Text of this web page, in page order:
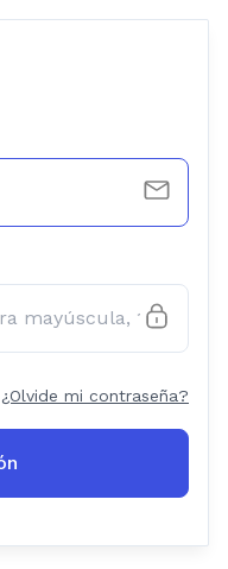
¿Olvide mi contraseña?